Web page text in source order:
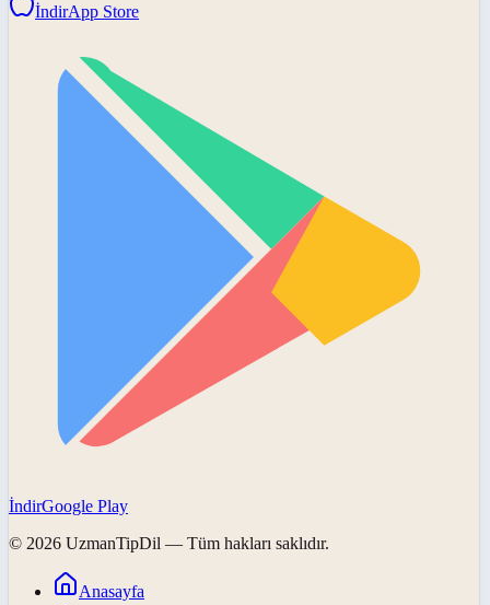
İndirApp Store
İndirGoogle Play
© 2026 UzmanTipDil — Tüm hakları saklıdır.
Anasayfa